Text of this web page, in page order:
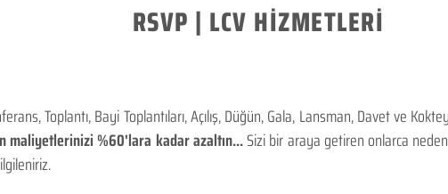
RSVP | LCV HİZMETLERİ
Toplantı, Bayi Toplantıları, Açılış, Düğün, Gala, Lansman, Davet ve
maliyetlerinizi %60'lara kadar azaltın...Sizi bir araya getiren onlarca